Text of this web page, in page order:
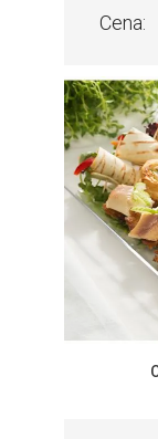
Cena: